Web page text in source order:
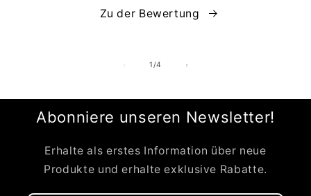
Zu der Bewertung
1/von
4
Abonniere unseren Newsletter!
Erhalte als erstes Information über neue
Produkte und erhalte exklusive Rabatte.